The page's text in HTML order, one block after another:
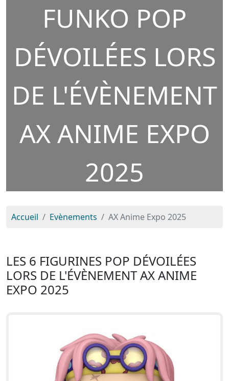
FUNKO POP
DÉVOILÉES LORS
DE L'ÉVÈNEMENT
AX ANIME EXPO
2025
Accueil Evènements AX Anime Expo 2025
LES 6 FIGURINES POP DÉVOILÉES
LORS DE L'ÉVÈNEMENT AX ANIME
EXPO 2025